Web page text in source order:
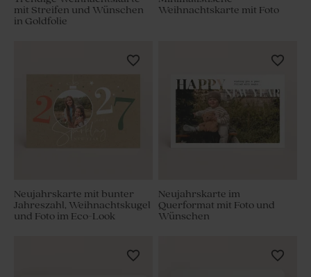
mit Streifen und Wünschen
in Goldfolie
Weihnachtskarte mit Foto
Neujahrskarte mit bunter
Jahreszahl, Weihnachtskugel
und Foto im Eco-Look
Neujahrskarte im
Querformat mit Foto und
Wünschen